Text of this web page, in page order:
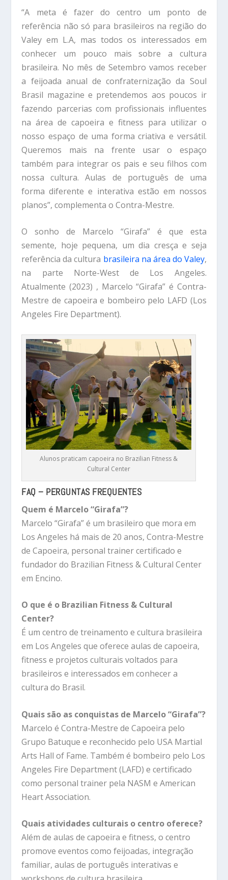
“A meta é fazer do centro um ponto de
referência não só para brasileiros na região do
Valey em L.A, mas todos os interessados em
conhecer um pouco mais sobre a cultura
brasileira. No mês de Setembro vamos receber
a feijoada anual de confraternização da Soul
Brasil magazine e pretendemos aos poucos ir
fazendo parcerias com profissionais influentes
na área de capoeira e fitness para utilizar o
nosso espaço de uma forma criativa e versátil.
Queremos mais na frente usar o espaço
também para integrar os pais e seu filhos com
nossa cultura. Aulas de português de uma
forma diferente e interativa estão em nossos
planos”, complementa o Contra-Mestre.
O sonho de Marcelo “Girafa” é que esta
semente, hoje pequena, um dia cresça e seja
referência da cultura brasileira na área do Valey,
na parte Norte-West de Los Angeles.
Atualmente (2023) , Marcelo “Girafa” é Contra-
Mestre de capoeira e bombeiro pelo LAFD (Los
Angeles Fire Department).
Alunos praticam capoeira no Brazilian Fitness &
Cultural Center
FAQ – PERGUNTAS FREQUENTES
Quem é Marcelo “Girafa”?
Marcelo “Girafa” é um brasileiro que mora em
Los Angeles há mais de 20 anos, Contra-Mestre
de Capoeira, personal trainer certificado e
fundador do Brazilian Fitness & Cultural Center
em Encino.
O que é o Brazilian Fitness & Cultural
Center?
É um centro de treinamento e cultura brasileira
em Los Angeles que oferece aulas de capoeira,
fitness e projetos culturais voltados para
brasileiros e interessados em conhecer a
cultura do Brasil.
Quais são as conquistas de Marcelo “Girafa”?
Marcelo é Contra-Mestre de Capoeira pelo
Grupo Batuque e reconhecido pelo USA Martial
Arts Hall of Fame. Também é bombeiro pelo Los
Angeles Fire Department (LAFD) e certificado
como personal trainer pela NASM e American
Heart Association.
Quais atividades culturais o centro oferece?
Além de aulas de capoeira e fitness, o centro
promove eventos como feijoadas, integração
familiar, aulas de português interativas e